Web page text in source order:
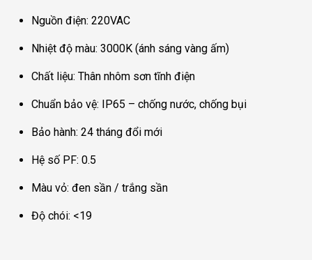
Nguồn điện: 220VAC
Nhiệt độ màu: 3000K (ánh sáng vàng ấm)
Chất liệu: Thân nhôm sơn tĩnh điện
Chuẩn bảo vệ: IP65 – chống nước, chống bụi
Bảo hành: 24 tháng đổi mới
Hệ số PF: 0.5
Màu vỏ: đen sần / trắng sần
Độ chói: <19